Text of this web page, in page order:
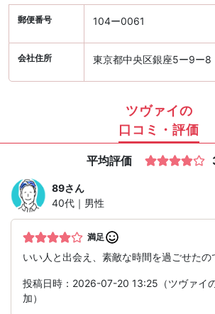
郵便番号 104ー0061
会社住所 東京都中央区銀座5ー9ー
ツヴァイの
口コミ・評価
平均評価
89さん
40代｜男性
満足
いい人と出会え、素敵な時間を過ごせたの
投稿日時：2026-07-20 13:25（ツヴァイ
加）